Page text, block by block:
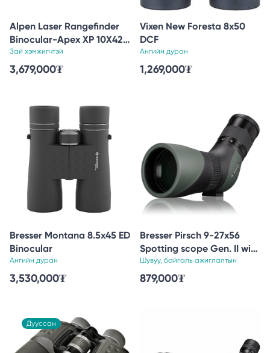
Alpen Laser Rangefinder
Binocular-Apex XP 10X42
ED Glass
Зай хэмжигчтэй
3,679,000₮
Vixen New Foresta 8x50
DCF
Ангийн дуран
1,269,000₮
Bresser Montana 8.5x45 ED
Binocular
Ангийн дуран
3,530,000₮
Bresser Pirsch 9-27х56
Spotting scope Gen. II with
Tube focus
Шувуу, байгаль ажиглалтын
879,000₮
Дууссан